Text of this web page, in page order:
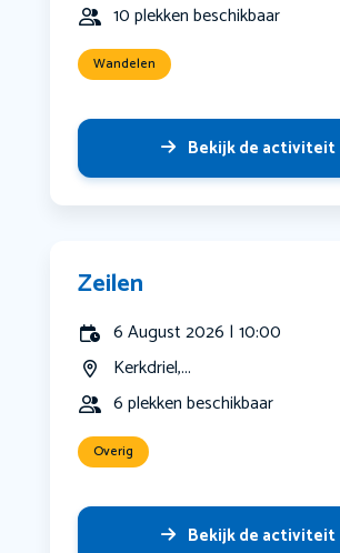
10 plekken beschikbaar
Wandelen
Bekijk de activiteit
Zeilen
6 August 2026 | 10:00
Kerkdriel,...
6 plekken beschikbaar
Overig
Bekijk de activiteit